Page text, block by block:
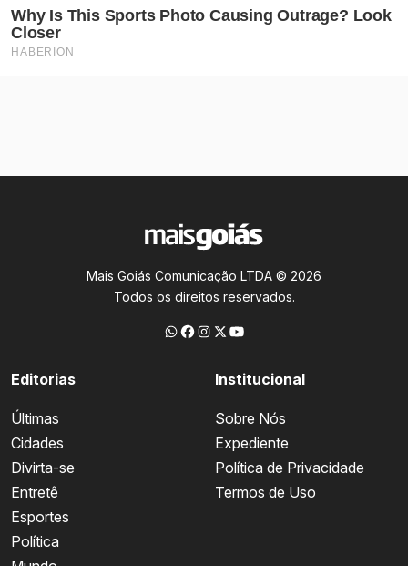
Mais Goiás Comunicação LTDA © 2026
Todos os direitos reservados.
Editorias
Últimas
Cidades
Divirta-se
Entretê
Esportes
Política
Institucional
Sobre Nós
Expediente
Política de Privacidade
Termos de Uso